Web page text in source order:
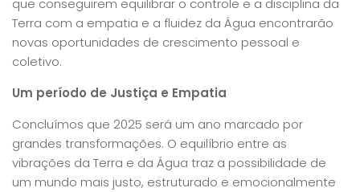
que conseguirem equilibrar o controle e a disciplina da
Terra com a empatia e a fluidez da Água encontrarão
novas oportunidades de crescimento pessoal e
coletivo.
Um período de Justiça e Empatia
Concluímos que 2025 será um ano marcado por
grandes transformações. O equilíbrio entre as
vibrações da Terra e da Água traz a possibilidade de
um mundo mais justo, estruturado e emocionalmente